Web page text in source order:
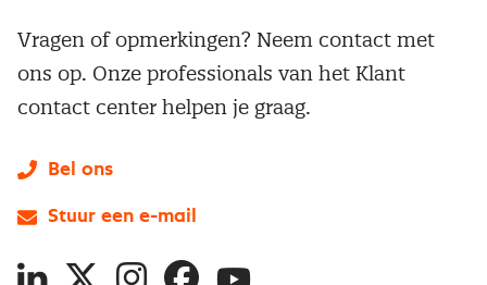
Vragen of opmerkingen? Neem contact met
ons op. Onze professionals van het Klant
contact center helpen je graag.
Bel ons
Stuur een e-mail
LinkedIn
X InstagramFacebookYouTube